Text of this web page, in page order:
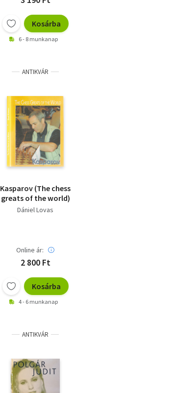
Kosárba
6 - 8 munkanap
ANTIKVÁR
Kasparov (The chess
greats of the world)
Dániel Lovas
Online ár:
2 800 Ft
Kosárba
4 - 6 munkanap
ANTIKVÁR